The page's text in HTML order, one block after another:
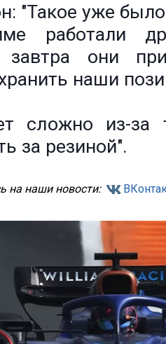
"Такое уже
работали
завтра они
наши
сложно из-за
за резиной".
на наши новости: